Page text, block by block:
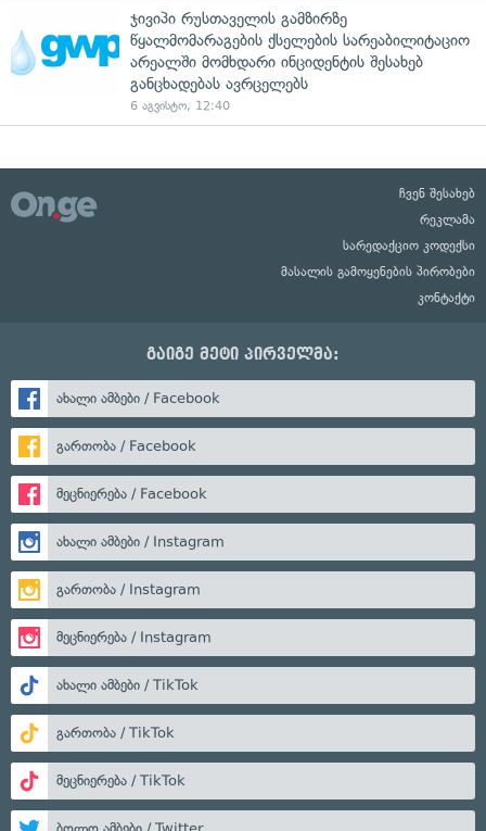
ჯივიპი რუსთაველის გამზირზე
წყალმომარაგების ქსელების სარეაბილიტაციო
არეალში მომხდარი ინციდენტის შესახებ
განცხადებას ავრცელებს
6 აგვისტო, 12:40
ჩვენ შესახებ
რეკლამა
სარედაქციო კოდექსი
მასალის გამოყენების პირობები
კონტაქტი
გაიგე მეტი პირველმა:
ახალი ამბები / Facebook
გართობა / Facebook
მეცნიერება / Facebook
ახალი ამბები / Instagram
გართობა / Instagram
მეცნიერება / Instagram
ახალი ამბები / TikTok
გართობა / TikTok
მეცნიერება / TikTok